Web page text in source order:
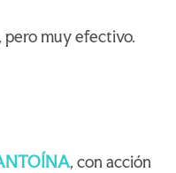
pero muy efectivo.
, con acción